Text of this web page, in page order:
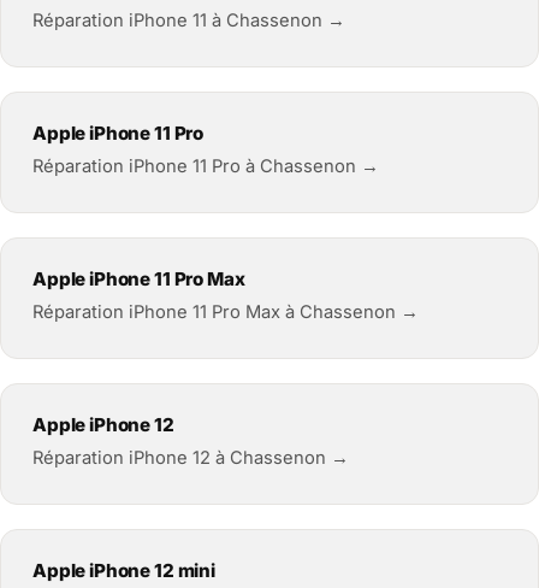
Réparation iPhone 11 à Chassenon →
Apple iPhone 11 Pro
Réparation iPhone 11 Pro à Chassenon →
Apple iPhone 11 Pro Max
Réparation iPhone 11 Pro Max à Chassenon →
Apple iPhone 12
Réparation iPhone 12 à Chassenon →
Apple iPhone 12 mini